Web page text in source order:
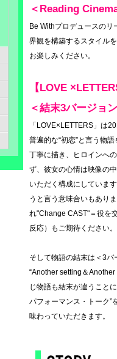
＜Reading
Be Withプロデュースの
界観を構築するスタイル
お楽しみください。
【LOVE
＜結末3バージョ
「LOVE×LETTERS」は
普遍的な“初恋”と言う物
丁寧に描き、ヒロインへ
ず、彼女の心情は映像の
いただく構成にしていま
うと言う意味合いもあり
れ"Change CAST"＝役を
反応）もご期待ください。
そして物語の結末は＜3
“Another setting＆
じ物語も結末が違うこと
パフォーマンス・トーク”
味わっていただきます。